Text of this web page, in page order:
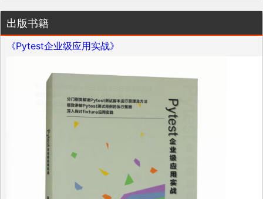
出版书籍
《Pytest企业级应用实战》